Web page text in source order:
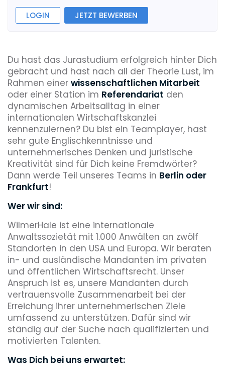
LOGIN JETZT BEWERBEN
Du hast das Jurastudium erfolgreich hinter Dich
gebracht und hast nach all der Theorie Lust, im
Rahmen einer wissenschaftlichen Mitarbeit
oder einer Station im Referendariat den
dynamischen Arbeitsalltag in einer
internationalen Wirtschaftskanzlei
kennenzulernen? Du bist ein Teamplayer, hast
sehr gute Englischkenntnisse und
unternehmerisches Denken und juristische
Kreativität sind für Dich keine Fremdwörter?
Dann werde Teil unseres Teams in Berlin oder
Frankfurt!
Wer wir sind:
WilmerHale ist eine internationale
Anwaltssozietät mit 1.000 Anwälten an zwölf
Standorten in den USA und Europa. Wir beraten
in- und ausländische Mandanten im privaten
und öffentlichen Wirtschaftsrecht. Unser
Anspruch ist es, unsere Mandanten durch
vertrauensvolle Zusammenarbeit bei der
Erreichung ihrer unternehmerischen Ziele
umfassend zu unterstützen. Dafür sind wir
ständig auf der Suche nach qualifizierten und
motivierten Talenten.
Was Dich bei uns erwartet: